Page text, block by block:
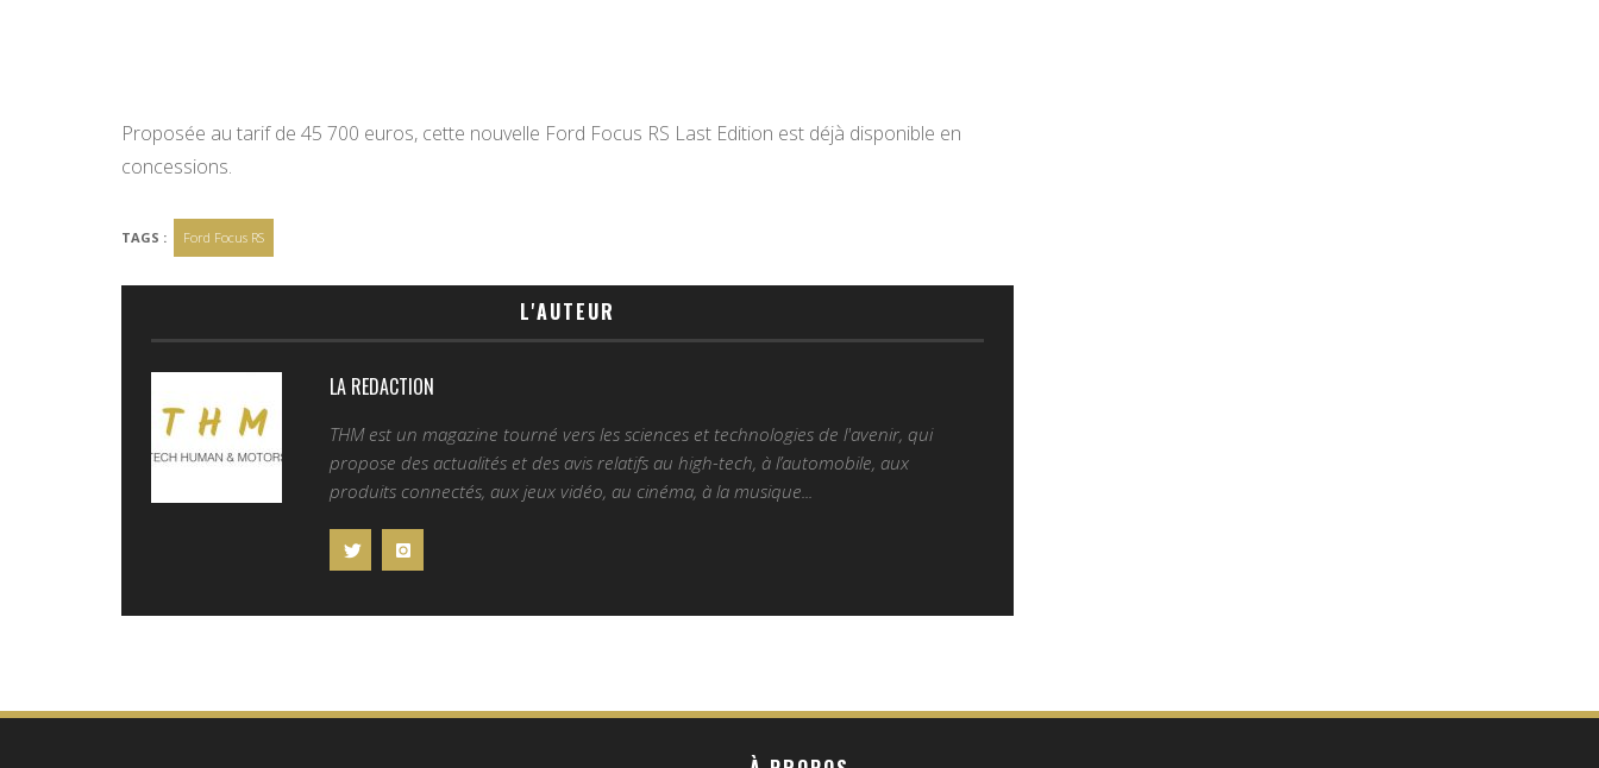
Proposée au tarif de 45 700 euros, cette nouvelle Ford Focus RS Last Edition est déjà disponible en
concessions.
TAGS : Ford Focus RS
L'AUTEUR
LA REDACTION
THM est un magazine tourné vers les sciences et technologies de l'avenir, qui
propose des actualités et des avis relatifs au high-tech, à l’automobile, aux
produits connectés, aux jeux vidéo, au cinéma, à la musique...